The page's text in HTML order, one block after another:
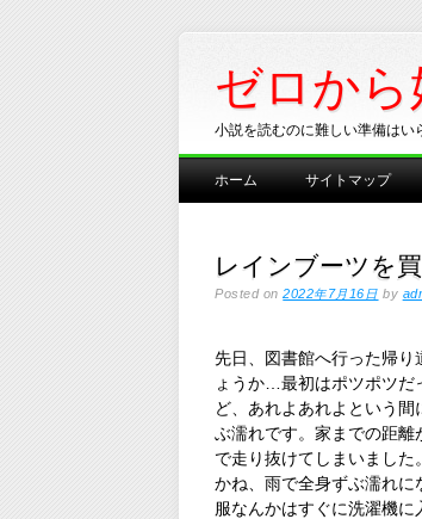
ゼロか
小説を読むのに難しい準備はい
Main menu
Skip
ホーム サイトマップ
レインブーツを
Posted on2022年7月16日 by
先日、図書館へ行った帰り
ょうか…最初はポツポツだ
ど、あれよあれよという
ぶ濡れです。家までの距
で走り抜けてしまいまし
かね、雨で全身ずぶ濡れに
服なんかはすぐに洗濯機